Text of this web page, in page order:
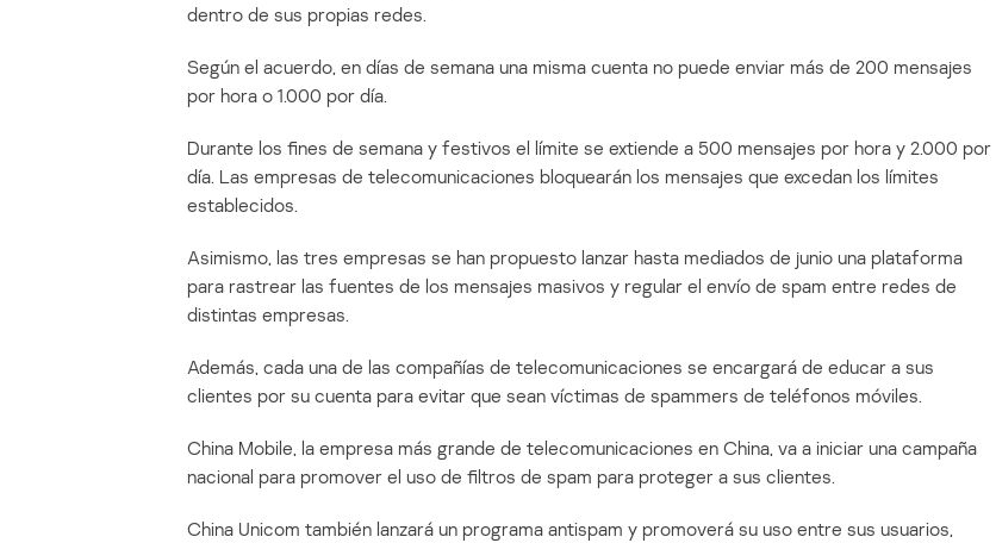
dentro de sus propias redes.
Según el acuerdo, en días de semana una misma cuenta no puede enviar más de 200 mensajes
por hora o 1.000 por día.
Durante los fines de semana y festivos el límite se extiende a 500 mensajes por hora y 2.000 por
día. Las empresas de telecomunicaciones bloquearán los mensajes que excedan los límites
establecidos.
Asimismo, las tres empresas se han propuesto lanzar hasta mediados de junio una plataforma
para rastrear las fuentes de los mensajes masivos y regular el envío de spam entre redes de
distintas empresas.
Además, cada una de las compañías de telecomunicaciones se encargará de educar a sus
clientes por su cuenta para evitar que sean víctimas de spammers de teléfonos móviles.
China Mobile, la empresa más grande de telecomunicaciones en China, va a iniciar una campaña
nacional para promover el uso de filtros de spam para proteger a sus clientes.
China Unicom también lanzará un programa antispam y promoverá su uso entre sus usuarios,